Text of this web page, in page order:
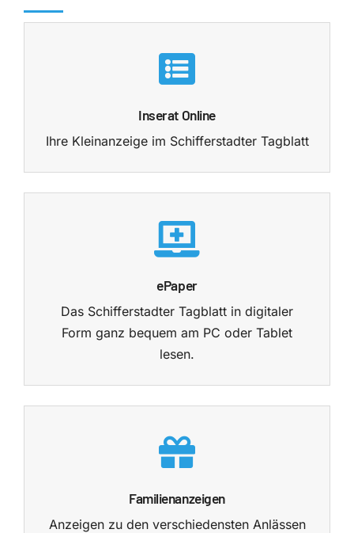
Mediathek
Inserat Online
Ihre Kleinanzeige im Schifferstadter Tagblatt
ePaper
Das Schifferstadter Tagblatt in digitaler
Form ganz bequem am PC oder Tablet
lesen.
Familienanzeigen
Anzeigen zu den verschiedensten Anlässen